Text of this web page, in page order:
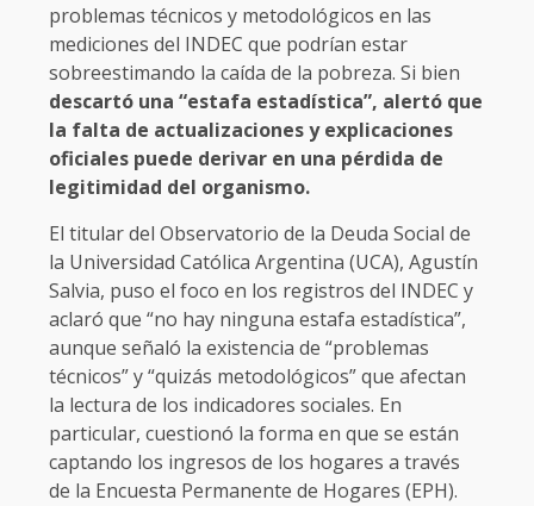
problemas técnicos y metodológicos en las
mediciones del INDEC que podrían estar
sobreestimando la caída de la pobreza. Si bien
descartó una “estafa estadística”, alertó que
la falta de actualizaciones y explicaciones
oficiales puede derivar en una pérdida de
legitimidad del organismo.
El titular del Observatorio de la Deuda Social de
la Universidad Católica Argentina (UCA), Agustín
Salvia, puso el foco en los registros del INDEC y
aclaró que “no hay ninguna estafa estadística”,
aunque señaló la existencia de “problemas
técnicos” y “quizás metodológicos” que afectan
la lectura de los indicadores sociales. En
particular, cuestionó la forma en que se están
captando los ingresos de los hogares a través
de la Encuesta Permanente de Hogares (EPH).